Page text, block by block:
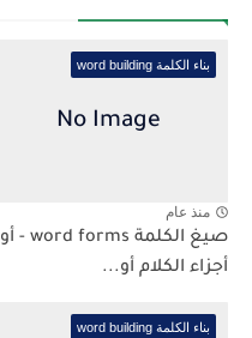
بناء الكلمة word building
منذ عام
صيغ الكلمة word forms - أو
أجزاء الكلام أو...
بناء الكلمة word building